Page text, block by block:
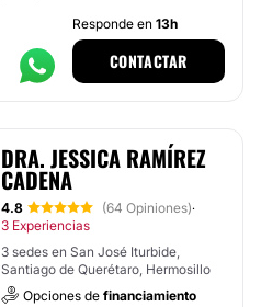
Responde en 13h
CONTACTAR
DRA. JESSICA RAMÍREZ
CADENA
4.8 (64 Opiniones)·
3 Experiencias
3 sedes en San José Iturbide,
Santiago de Querétaro, Hermosillo
Opciones de financiamiento